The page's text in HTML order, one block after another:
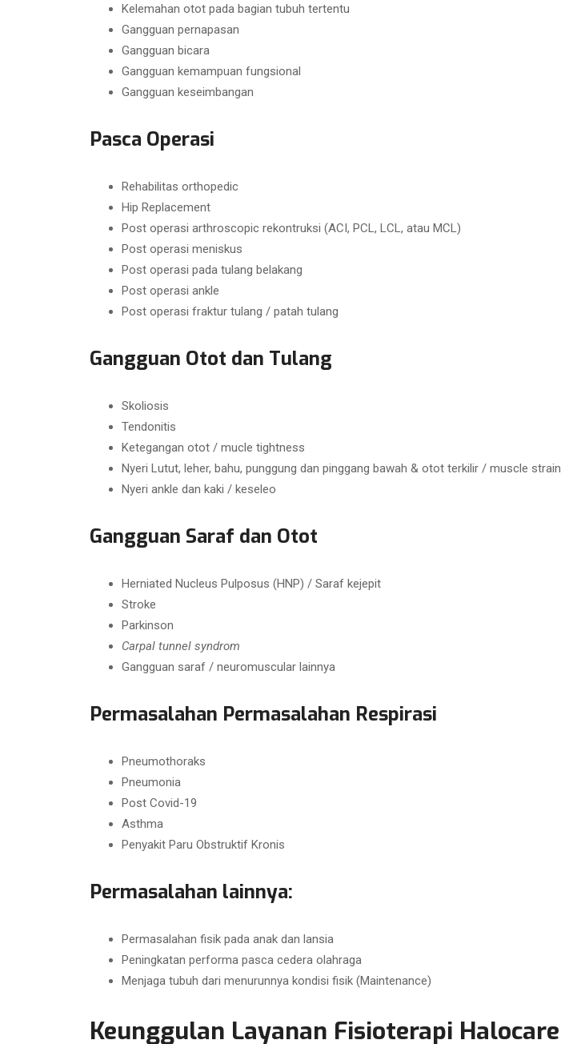
Kelemahan otot pada bagian tubuh tertentu
Gangguan pernapasan
Gangguan bicara
Gangguan kemampuan fungsional
Gangguan keseimbangan
Pasca Operasi
Rehabilitas orthopedic
Hip Replacement
Post operasi arthroscopic rekontruksi (ACI, PCL, LCL, atau MCL)
Post operasi meniskus
Post operasi pada tulang belakang
Post operasi ankle
Post operasi fraktur tulang / patah tulang
Gangguan Otot dan Tulang
Skoliosis
Tendonitis
Ketegangan otot / mucle tightness
Nyeri Lutut, leher, bahu, punggung dan pinggang bawah & otot terkilir / muscle strain
Nyeri ankle dan kaki / keseleo
Gangguan Saraf dan Otot
Herniated Nucleus Pulposus (HNP) / Saraf kejepit
Stroke
Parkinson
Carpal tunnel syndrom
Gangguan saraf / neuromuscular lainnya
Permasalahan Permasalahan Respirasi
Pneumothoraks
Pneumonia
Post Covid-19
Asthma
Penyakit Paru Obstruktif Kronis
Permasalahan lainnya:
Permasalahan fisik pada anak dan lansia
Peningkatan performa pasca cedera olahraga
Menjaga tubuh dari menurunnya kondisi fisik (Maintenance)
Keunggulan Layanan Fisioterapi Halocare